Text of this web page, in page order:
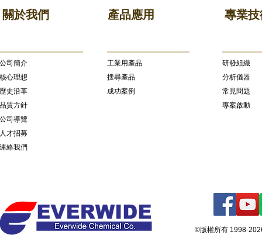
關於我們 產品應用 專業
公司簡介
核心理想
歷史沿革
品質方針
公司導覽
人才招募
連絡我們
​工業用產品
搜尋產品
成功案例
研發組織
分析儀器
常見問題
專案啟動
©版權所有 1998-